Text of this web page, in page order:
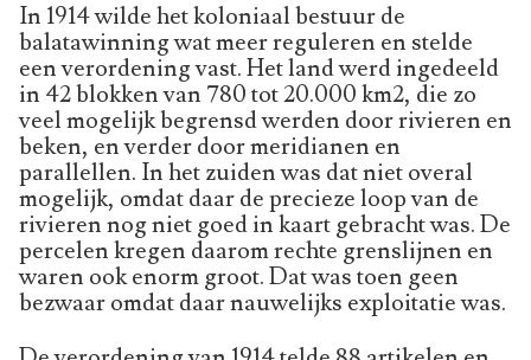
In 1914 wilde het koloniaal bestuur de
balatawinning wat meer reguleren en stelde
een verordening vast. Het land werd ingedeeld
in 42 blokken van 780 tot 20.000 km2, die zo
veel mogelijk begrensd werden door rivieren en
beken, en verder door meridianen en
parallellen. In het zuiden was dat niet overal
mogelijk, omdat daar de precieze loop van de
rivieren nog niet goed in kaart gebracht was. De
percelen kregen daarom rechte grenslijnen en
waren ook enorm groot. Dat was toen geen
bezwaar omdat daar nauwelijks exploitatie was.